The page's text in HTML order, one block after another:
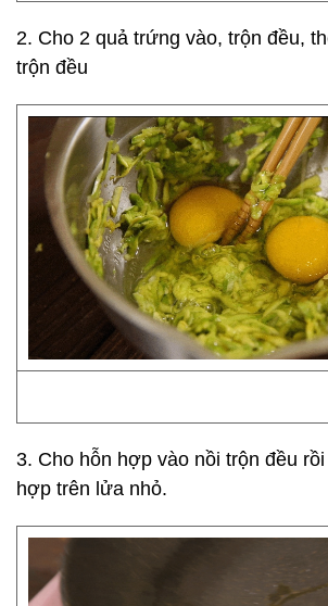
2. Cho 2 quả trứng vào, trộn đều,
trộn đều
3. Cho hỗn hợp vào nồi trộn đều
hợp trên lửa nhỏ.